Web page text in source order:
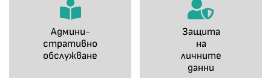
Админи-
стративно
обслужване
Защита
на
личните
данни